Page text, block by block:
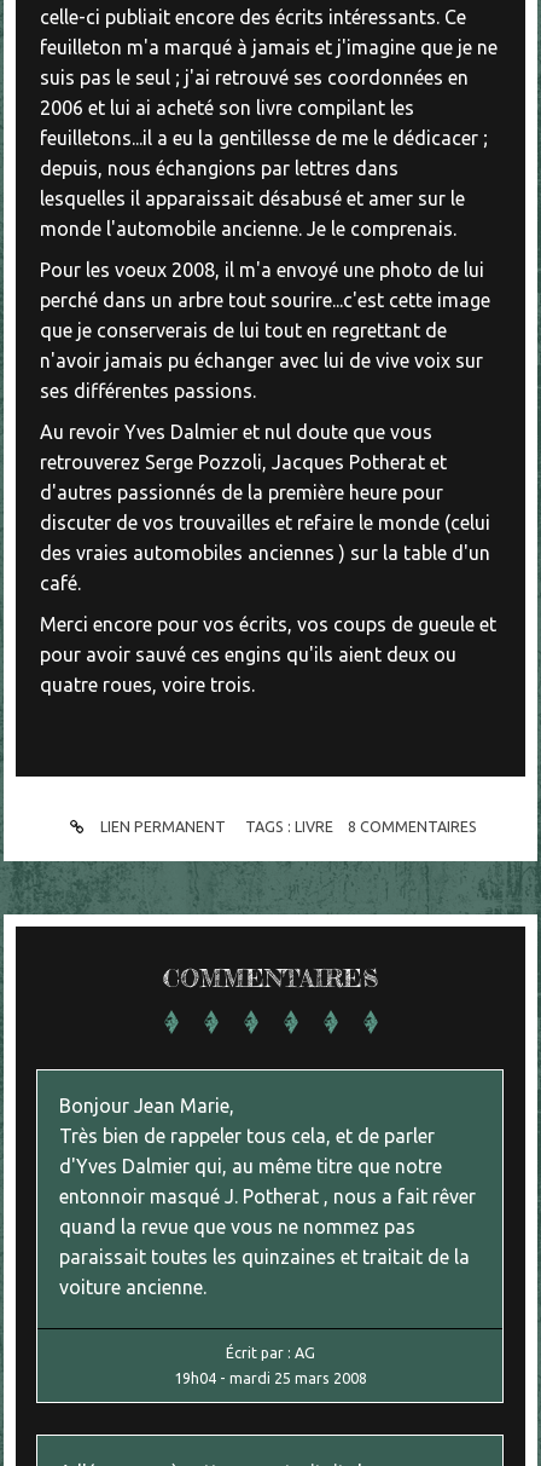
celle-ci publiait encore des écrits intéressants. Ce
feuilleton m'a marqué à jamais et j'imagine que je ne
suis pas le seul ; j'ai retrouvé ses coordonnées en
2006 et lui ai acheté son livre compilant les
feuilletons...il a eu la gentillesse de me le dédicacer ;
depuis, nous échangions par lettres dans
lesquelles il apparaissait désabusé et amer sur le
monde l'automobile ancienne. Je le comprenais.
Pour les voeux 2008, il m'a envoyé une photo de lui
perché dans un arbre tout sourire...c'est cette image
que je conserverais de lui tout en regrettant de
n'avoir jamais pu échanger avec lui de vive voix sur
ses différentes passions.
Au revoir Yves Dalmier et nul doute que vous
retrouverez Serge Pozzoli, Jacques Potherat et
d'autres passionnés de la première heure pour
discuter de vos trouvailles et refaire le monde (celui
des vraies automobiles anciennes ) sur la table d'un
café.
Merci encore pour vos écrits, vos coups de gueule et
pour avoir sauvé ces engins qu'ils aient deux ou
quatre roues, voire trois.
LIEN PERMANENT TAGS : LIVRE 8 COMMENTAIRES
COMMENTAIRES
Bonjour Jean Marie,
Très bien de rappeler tous cela, et de parler
d'Yves Dalmier qui, au même titre que notre
entonnoir masqué J. Potherat , nous a fait rêver
quand la revue que vous ne nommez pas
paraissait toutes les quinzaines et traitait de la
voiture ancienne.
Écrit par : AG
19h04- mardi 25 mars 2008